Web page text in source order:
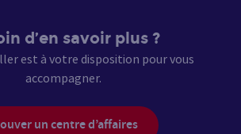
d’en savoir plus ?
est à votre disposition pour vous
accompagner.
un centre d’affaires